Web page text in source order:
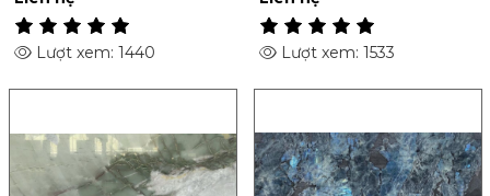
Lượt xem: 1440 Lượt xem: 1533